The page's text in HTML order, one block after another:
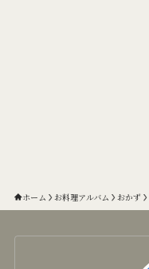
ホーム お料理アルバム おかず